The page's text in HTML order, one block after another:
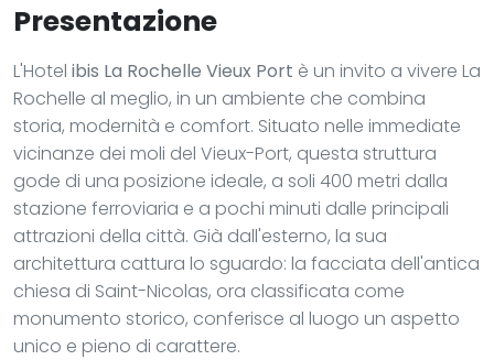
Presentazione
L'Hotel ibis La Rochelle Vieux Port è un invito a vivere La
Rochelle al meglio, in un ambiente che combina
storia, modernità e comfort. Situato nelle immediate
vicinanze dei moli del Vieux-Port, questa struttura
gode di una posizione ideale, a soli 400 metri dalla
stazione ferroviaria e a pochi minuti dalle principali
attrazioni della città. Già dall'esterno, la sua
architettura cattura lo sguardo: la facciata dell'antica
chiesa di Saint-Nicolas, ora classificata come
monumento storico, conferisce al luogo un aspetto
unico e pieno di carattere.